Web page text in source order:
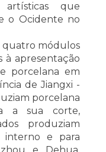
artísticas que
o Ocidente no
quatro módulos
à apresentação
porcelana em
de Jiangxi -
porcelana
a sua corte,
produziam
interno e para